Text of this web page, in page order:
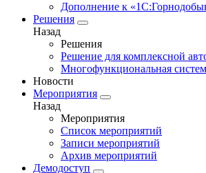
Дополнение к
Решения
Назад
Решения
Решение для комплексной
Многофункциональная
Новости
Мероприятия
Назад
Мероприятия
Список мероприятий
Записи мероприятий
Архив мероприятий
Демодоступ